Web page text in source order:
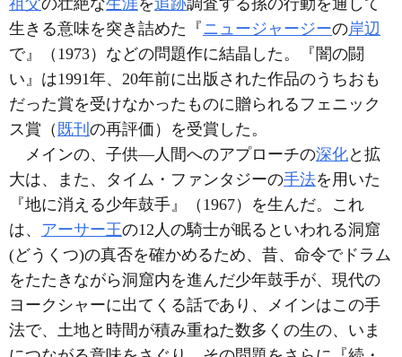
祖父の壮絶な生涯を追跡調査する孫の行動を通して
生きる意味を突き詰めた『ニュージャージーの岸辺
で』（1973）などの問題作に結晶した。『闇の闘
い』は1991年、20年前に出版された作品のうちおも
だった賞を受けなかったものに贈られるフェニック
ス賞（ 既刊 の再評価）を受賞した。
メインの、子供―人間へのアプローチの深化と拡
大は、また、タイム・ファンタジーの手法を用いた
『地に消える少年鼓手』（1967）を生んだ。これ
は、 アーサー王の12人の騎士が眠るといわれる洞窟
(どうくつ)の真否を確かめるため、昔、命令でドラム
をたたきながら洞窟内を進んだ少年鼓手が、現代の
ヨークシャーに出てくる話であり、メインはこの手
法で、土地と時間が積み重ねた数多くの生の、いま